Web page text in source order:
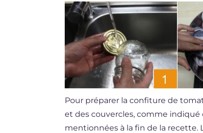
Pour préparer la confiture de
et des couvercles, comme indiqué
mentionnées à la fin de la recette.